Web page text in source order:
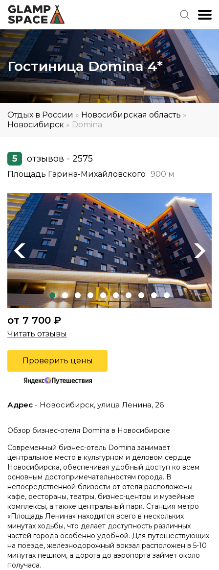
Гостиница Domina 4*
Отдых в России » Новосибирская область »
Новосибирск » Domina
5 отзывов - 2575
Площадь Гарина-Михайловского 900 м
Previous Next
от 7 700 ₽
Читать отзывы
Проверить цены
Адрес - Новосибирск, улица Ленина, 26
Обзор бизнес-отеля Domina в Новосибирске
Современный бизнес-отель Domina занимает
центральное место в культурном и деловом сердце
Новосибирска, обеспечивая удобный доступ ко всем
основным достопримечательностям города. В
непосредственной близости от отеля расположены
кафе, рестораны, театры, бизнес-центры и музейные
комплексы, а также центральный парк. Станция метро
«Площадь Ленина» находится всего в нескольких
минутах ходьбы, что делает доступность различных
частей города особенно удобной. Для путешествующих
на поезде, железнодорожный вокзал расположен в 5-10
минутах пешком, а дорога до аэропорта займет около
получаса.